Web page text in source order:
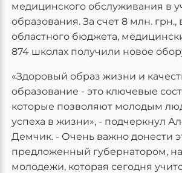
медицинского обслуживания в
образования. За счет 8 млн.
областного бюджета,
874 школах получили новое
«Здоровый образ жизни и
образование - это ключевые
которые позволяют молодым
успеха в жизни», - подчеркнул
Демчик. - Очень важно донести
предложенный губернатором,
молодежи, которая сегодня